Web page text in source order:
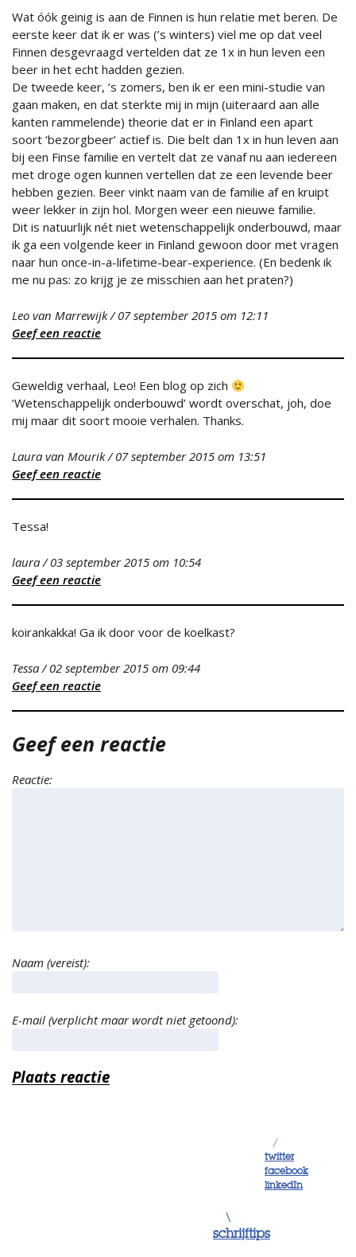
Wat óók geinig is aan de Finnen is hun relatie met beren. De
eerste keer dat ik er was (’s winters) viel me op dat veel
Finnen desgevraagd vertelden dat ze 1x in hun leven een
beer in het echt hadden gezien.
De tweede keer, ’s zomers, ben ik er een mini-studie van
gaan maken, en dat sterkte mij in mijn (uiteraard aan alle
kanten rammelende) theorie dat er in Finland een apart
soort ‘bezorgbeer’ actief is. Die belt dan 1x in hun leven aan
bij een Finse familie en vertelt dat ze vanaf nu aan iedereen
met droge ogen kunnen vertellen dat ze een levende beer
hebben gezien. Beer vinkt naam van de familie af en kruipt
weer lekker in zijn hol. Morgen weer een nieuwe familie.
Dit is natuurlijk nét niet wetenschappelijk onderbouwd, maar
ik ga een volgende keer in Finland gewoon door met vragen
naar hun once-in-a-lifetime-bear-experience. (En bedenk ik
me nu pas: zo krijg je ze misschien aan het praten?)
Leo van Marrewijk/07 september 2015 om 12:11
Geef een reactie
Geweldig verhaal, Leo! Een blog op zich
‘Wetenschappelijk onderbouwd’ wordt overschat, joh, doe
mij maar dit soort mooie verhalen. Thanks.
Laura van Mourik/07 september 2015 om 13:51
Geef een reactie
Tessa!
laura /03 september 2015 om 10:54
Geef een reactie
koirankakka! Ga ik door voor de koelkast?
Tessa /02 september 2015 om 09:44
Geef een reactie
Geef een reactie
Reactie:
Naam (vereist):
E-mail (verplicht maar wordt niet getoond):
/
twitter
facebook
linkedIn
\
schrijftips